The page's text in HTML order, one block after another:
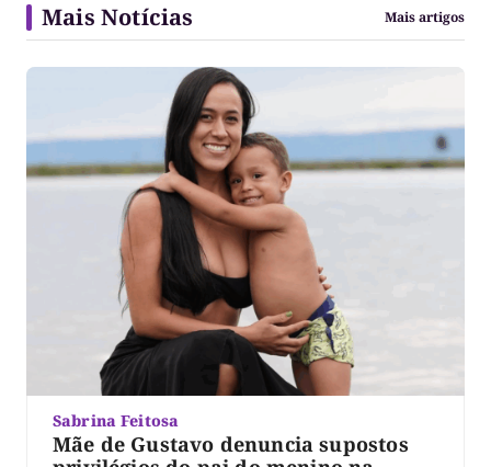
Mais Notícias Mais artigos
Sabrina Feitosa
Mãe de Gustavo denuncia supostos